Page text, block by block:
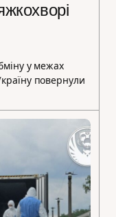
у межах
повернули